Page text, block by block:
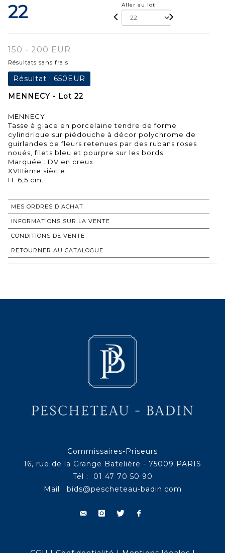
22 Aller au lot
150 - 200 EUR
Résultats sans frais
Résultat : 650EUR
MENNECY - Lot 22
MENNECY
Tasse à glace en porcelaine tendre de forme
cylindrique sur piédouche à décor polychrome de
guirlandes de fleurs retenues par des rubans roses
noués, filets bleu et pourpre sur les bords.
Marquée : DV en creux.
XVIIIème siècle.
H. 6,5 cm.
MES ORDRES D'ACHAT
INFORMATIONS SUR LA VENTE
CONDITIONS DE VENTE
RETOURNER AU CATALOGUE
Commissaires-Priseurs
16, rue de la Grange Batelière - 75009 PARIS
Tél : 01 47 70 50 90
Mail : bids@pescheteau-badin.com